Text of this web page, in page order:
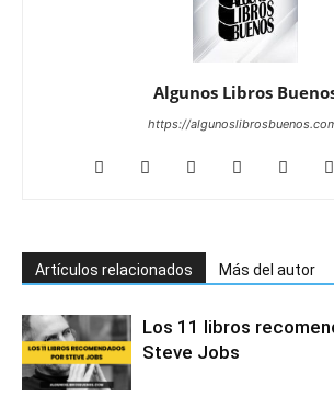
Algunos Libros
https://
Artículos relacionados Más del autor
Los 11 libros
Steve Jobs